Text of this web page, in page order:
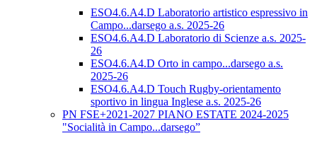
ESO4.6.A4.D Laboratorio artistico espressivo in
Campo...darsego a.s. 2025-26
ESO4.6.A4.D Laboratorio di Scienze a.s. 2025-
26
ESO4.6.A4.D Orto in campo...darsego a.s.
2025-26
ESO4.6.A4.D Touch Rugby-orientamento
sportivo in lingua Inglese a.s. 2025-26
PN FSE+2021-2027 PIANO ESTATE 2024-2025
"Socialità in Campo...darsego”